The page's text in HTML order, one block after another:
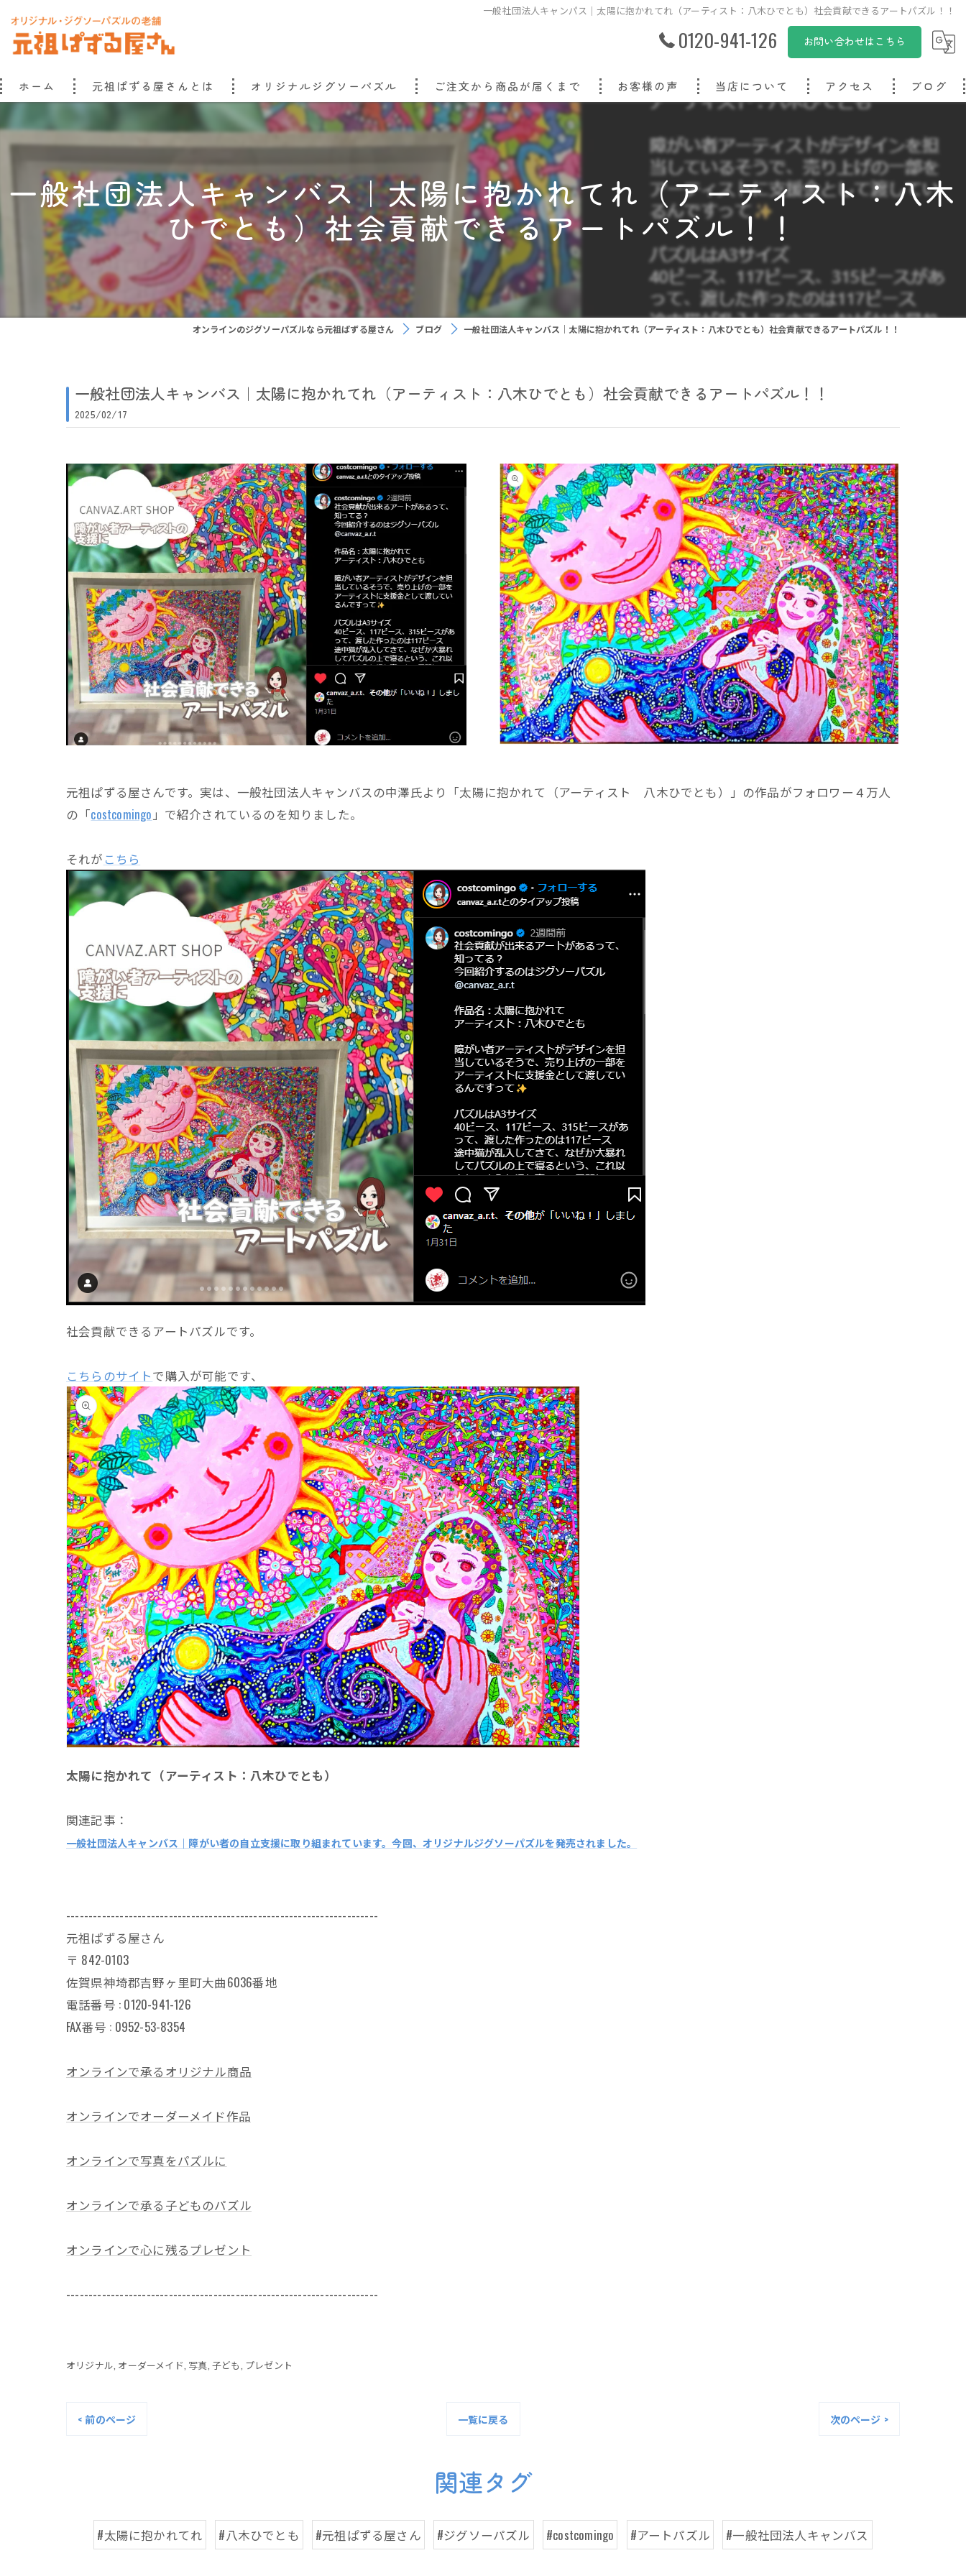
一般社団法人キャンパス｜太陽に抱かれてれ（アーティスト：八木ひでとも）社会貢献できるアートパズル！！
0120-941-126 お問い合わせはこちら
ホーム 元祖ぱずる屋さんとは
元祖ぱずる屋さんのこだわり
元祖ぱずる屋さんものがたり
オリジナルジグソーパズル ご注文から商品が届くまで お客様の声 当店について
オーダーメイド
写真
子ども
プレゼント
アクセス ブログ
一般社団法人キャンバス｜太陽に抱かれてれ（アーティスト：八木
ひでとも）社会貢献できるアートパズル！！
オンラインのジグソーパズルなら元祖ぱずる屋さん ブログ 一般社団法人キャンバス｜太陽に抱かれてれ（アーティスト：八木ひでとも）社会貢献できるアートパズル！！
一般社団法人キャンバス｜太陽に抱かれてれ（アーティスト：八木ひでとも）社会貢献できるアートパズル！！
2025/02/17
元祖ぱずる屋さんです。実は、一般社団法人キャンバスの中澤氏より「太陽に抱かれて（アーティスト 八木ひでとも）」の作品がフォロワー４万人
の「costcomingo 」で紹介されているのを知りました。
それが こちら
社会貢献できるアートパズルです。
こちらのサイトで購入が可能です、
太陽に抱かれて（アーティスト：八木ひでとも）
関連記事：
一般社団法人キャンバス｜障がい者の自立支援に取り組まれています。今回、オリジナルジグソーパズルを発売されました。
----------------------------------------------------------------------
元祖ぱずる屋さん
〒 842-0103
佐賀県神埼郡吉野ヶ里町大曲6036番地
電話番号 : 0120-941-126
FAX番号 : 0952-53-8354
オンラインで承るオリジナル商品
オンラインでオーダーメイド作品
オンラインで写真をパズルに
オンラインで承る子どものパズル
オンラインで心に残るプレゼント
----------------------------------------------------------------------
オリジナル オーダーメイド 写真 子ども プレゼント
< 前のページ 一覧に戻る 次のページ >
関連タグ
#太陽に抱かれてれ #八木ひでとも #元祖ぱずる屋さん #ジグソーパズル #costcomingo #アートパズル #一般社団法人キャンバス